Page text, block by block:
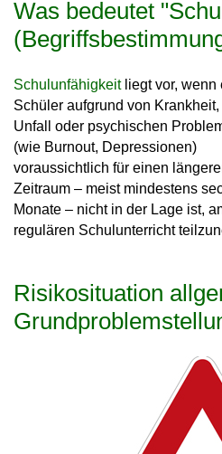
Was bedeutet
Schulunfähigkeitliegt vor, wenn
Schüler aufgrund von Krankheit,
Unfall oder psychischen
(wie Burnout, Depressionen)
voraussichtlich für einen
Zeitraum – meist mindestens
Monate – nicht in der Lage ist,
regulären Schulunterricht
Risikosituation